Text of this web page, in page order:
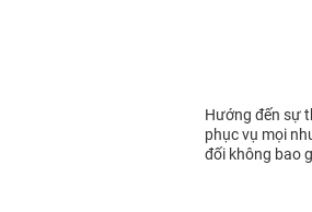
Hướng đến sự
phục vụ mọi
đối không bao